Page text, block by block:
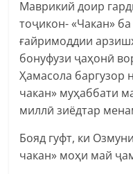
Маврикий доир
тоҷикон- «Чакан»
ғайримоддии
бонуфузи ҷаҳонӣ
Ҳамасола баргузор
чакан» муҳаббати
миллӣ зиёдтар
Бояд гуфт, ки
чакан» моҳи май